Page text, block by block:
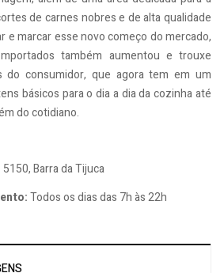
de carnes nobres e de alta qualidade
e marcar esse novo começo do mercado,
também aumentou e trouxe
do consumidor, que agora tem em um
básicos para o dia a dia da cozinha até
do cotidiano.
Barra da Tijuca
Todos os dias das 7h às 22h